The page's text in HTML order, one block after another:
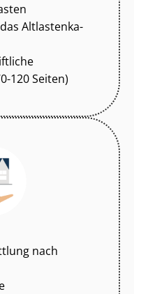
Alt­las­ten­ka­
120 Seiten)
nach